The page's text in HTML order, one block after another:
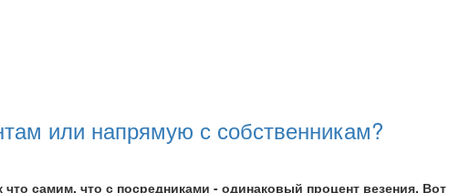
или напрямую с собственникам?
самим, что с посредниками - одинаковый процент везения. Вот